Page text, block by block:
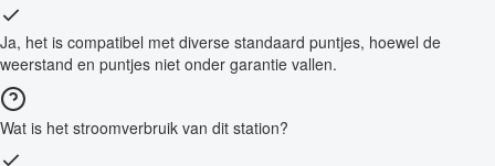
Ja, het is compatibel met diverse standaard puntjes, hoewel de
weerstand en puntjes niet onder garantie vallen.
Wat is het stroomverbruik van dit station?